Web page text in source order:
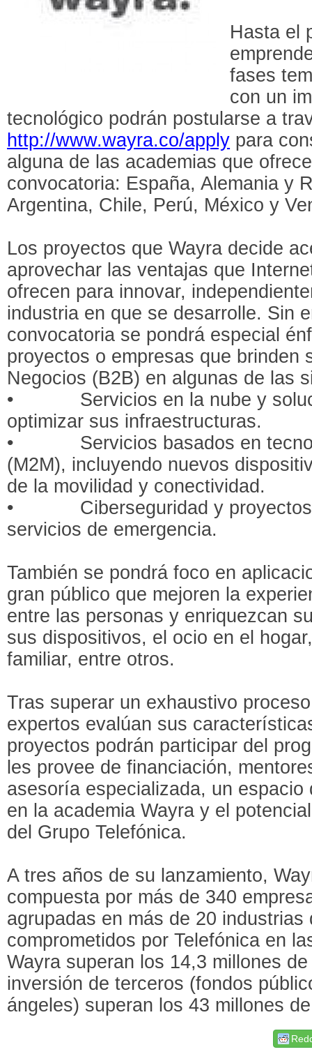
Hasta el
fases
con un
tecnológico podrán postularse a
http://www.wayra.co/apply para
alguna de las academias que
convocatoria: España, Alemania y
Argentina, Chile, Perú, México y
Los proyectos que Wayra decide
aprovechar las ventajas que
ofrecen para innovar,
industria en que se desarrolle. Sin
convocatoria se pondrá especial
proyectos o empresas que brinden
Negocios (B2B) en algunas de las
• Servicios en la nube y
optimizar sus infraestructuras.
• Servicios basados en
(M2M), incluyendo nuevos
de la movilidad y conectividad.
• Ciberseguridad y proyectos
servicios de emergencia.
También se pondrá foco en
gran público que mejoren la
entre las personas y enriquezcan
sus dispositivos, el ocio en el
familiar, entre otros.
Tras superar un exhaustivo
expertos evalúan sus
proyectos podrán participar del
les provee de financiación,
asesoría especializada, un
en la academia Wayra y el
del Grupo Telefónica.
A tres años de su lanzamiento,
compuesta por más de 340
agrupadas en más de 20
comprometidos por Telefónica en
Wayra superan los 14,3 millones
inversión de terceros (fondos
ángeles) superan los 43 millones